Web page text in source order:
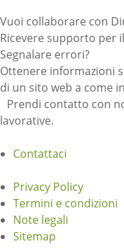
Vuoi collaborare con
Ricevere supporto per
Segnalare errori?
Ottenere informazioni
di un sito web a come
Prendi contatto con
lavorative.
Contattaci
Privacy Policy
Termini e condizioni
Note legali
Sitemap